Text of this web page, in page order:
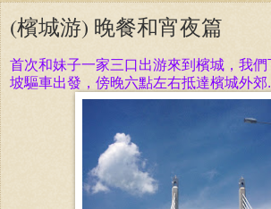
(檳城游) 晚餐和宵夜篇
首次和妹子一家三口出游來到 檳城，我
坡驅車出發， 傍晚六點左右抵達檳城外郊